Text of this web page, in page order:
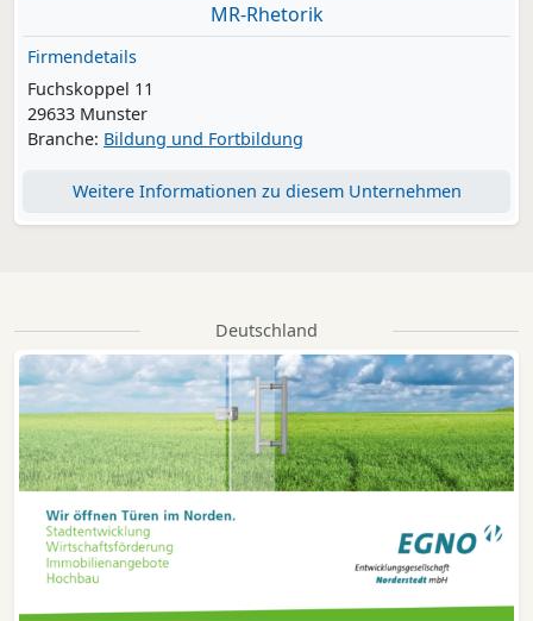
MR-Rhetorik
Firmendetails
Fuchskoppel 11
29633 Munster
Branche: Bildung und Fortbildung
Weitere Informationen zu diesem Unternehmen
Deutschland